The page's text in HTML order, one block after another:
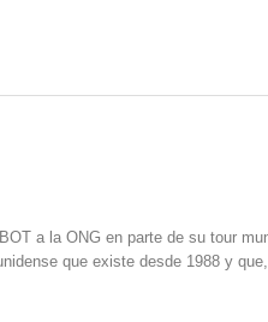
a la ONG en parte de su tour
que existe desde 1988 y